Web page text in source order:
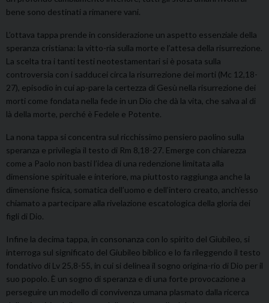
bene sono destinati a rimanere vani.
L’ottava tappa prende in considerazione un aspetto essenziale della
speranza cristiana: la vitto-ria sulla morte e l’attesa della risurrezione.
La scelta tra i tanti testi neotestamentari si è posata sulla
controversia con i sadducei circa la risurrezione dei morti (Mc 12,18-
27), episodio in cui ap-pare la certezza di Gesù nella risurrezione dei
morti come fondata nella fede in un Dio che dà la vita, che salva al di
là della morte, perché è Fedele e Potente.
La nona tappa si concentra sul ricchissimo pensiero paolino sulla
speranza e privilegia il testo di Rm 8,18-27. Emerge con chiarezza
come a Paolo non basti l’idea di una redenzione limitata alla
dimensione spirituale e interiore, ma piuttosto raggiunga anche la
dimensione fisica, somatica dell’uomo e dell’intero creato, anch’esso
chiamato a partecipare alla rivelazione escatologica della gloria dei
figli di Dio.
Infine la decima tappa, in consonanza con lo spirito del Giubileo, si
interroga sul significato del Giubileo biblico e lo fa rileggendo il testo
fondativo di Lv 25,8-55, in cui si delinea il sogno origina-rio di Dio per il
suo popolo. È un sogno di speranza e di una forte provocazione a
perseguire un modello di convivenza umana plasmato dalla ricerca